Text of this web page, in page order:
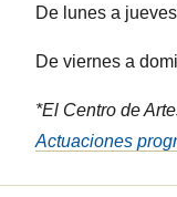
De lunes a
De viernes a
*El Centro de
Actuaciones